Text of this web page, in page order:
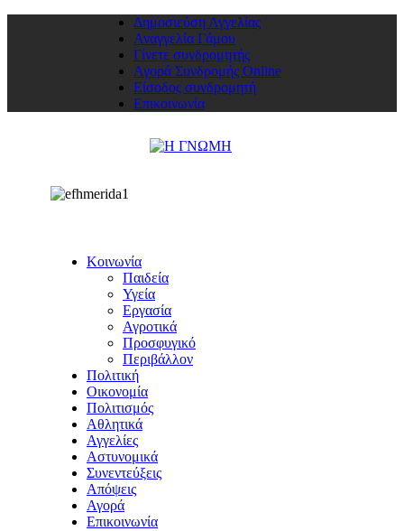
Δημοσιεύση Αγγελίας
Αναγγελία Γάμου
Γίνετε συνδρομητής
Αγορά Συνδρομής Online
Είσοδος συνδρομητή
Επικοινωνία
Κοινωνία
Παιδεία
Υγεία
Εργασία
Αγροτικά
Προσφυγικό
Περιβάλλον
Πολιτική
Οικονομία
Πολιτισμός
Αθλητικά
Αγγελίες
Αστυνομικά
Συνεντεύξεις
Απόψεις
Αγορά
Επικοινωνία